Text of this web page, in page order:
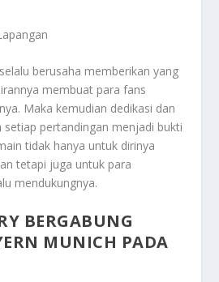
berusaha memberikan yang
membuat para fans
Maka kemudian dedikasi dan
setiap pertandingan menjadi bukti
tidak hanya untuk dirinya
tetapi juga untuk para
mendukungnya.
BERGABUNG
MUNICH PADA